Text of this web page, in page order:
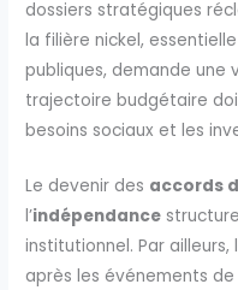
dossiers stratégiques
la filière nickel,
publiques, demande une
trajectoire budgétaire
besoins sociaux et les
Le devenir des accords
l’indépendance
institutionnel. Par
après les événements